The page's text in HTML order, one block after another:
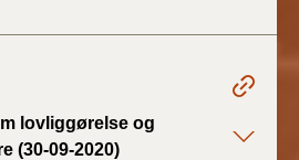
lovliggørelse og
(30-09-2020)